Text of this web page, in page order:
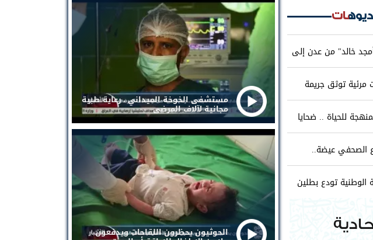
خالد" من عدن إلى
مرئية توثق جريمة
عيضه
للحياة .. ضحايا
يهزمون الخوثي
الصحفي عيضة..
جميع المتورطين
الوطنية تودع بطلين
مستشفى الخوخة الميداني . رعاية طبية
مجانية لآلاف المرضى
الحوثيون يحظرون اللقاحات ويدفعون